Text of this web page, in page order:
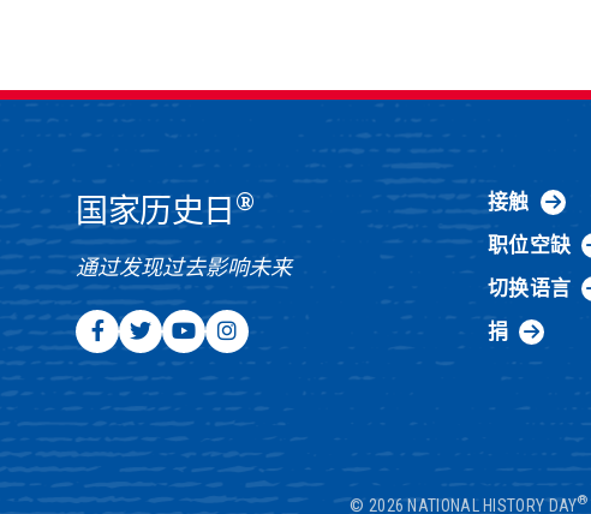
国家历史日®
通过发现过去影响未来
接触
职位空缺
切换语言
捐
© 2026 NATIONAL HISTORY DAY®